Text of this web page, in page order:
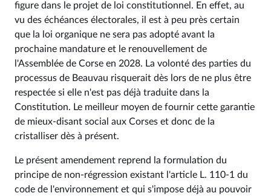
figure dans le projet de loi constitutionnel. En effet, au
vu des échéances électorales, il est à peu près certain
que la loi organique ne sera pas adopté avant la
prochaine mandature et le renouvellement de
l'Assemblée de Corse en 2028. La volonté des parties du
processus de Beauvau risquerait dès lors de ne plus être
respectée si elle n'est pas déjà traduite dans la
Constitution. Le meilleur moyen de fournir cette garantie
de mieux-disant social aux Corses et donc de la
cristalliser dès à présent.
Le présent amendement reprend la formulation du
principe de non-régression existant l'article L. 110-1 du
code de l'environnement et qui s'impose déjà au pouvoir